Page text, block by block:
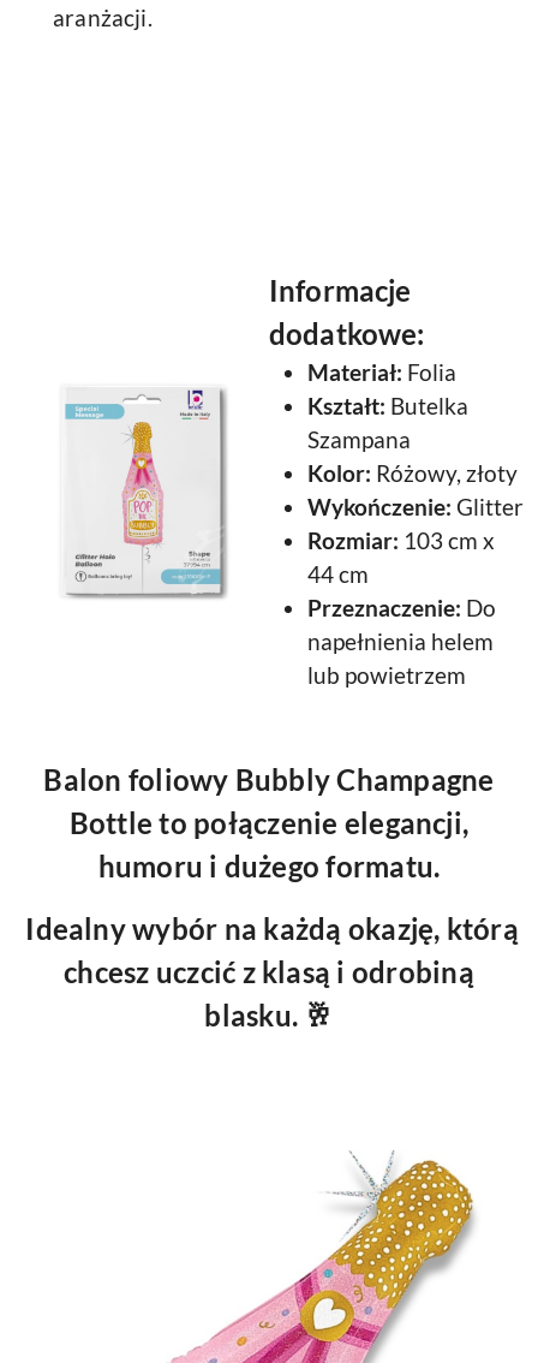
aranżacji.
Informacje
dodatkowe:
Materiał: Folia
Kształt: Butelka
Szampana
Kolor: Różowy, złoty
Wykończenie: Glitter
Rozmiar: 103 cm x
44 cm
Przeznaczenie: Do
napełnienia helem
lub powietrzem
Balon foliowy Bubbly Champagne
Bottle to połączenie elegancji,
humoru i dużego formatu.
Idealny wybór na każdą okazję, którą
chcesz uczcić z klasą i odrobiną
blasku. 🥂